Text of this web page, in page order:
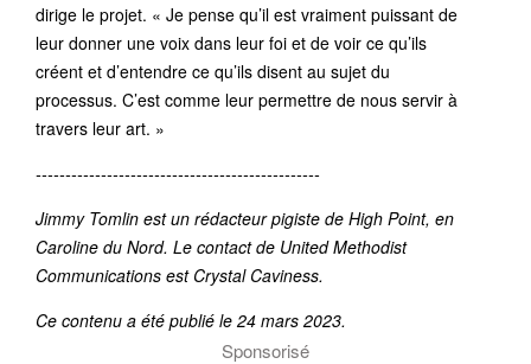
dirige le projet. « Je pense qu’il est vraiment puissant de
leur donner une voix dans leur foi et de voir ce qu’ils
créent et d’entendre ce qu’ils disent au sujet du
processus. C’est comme leur permettre de nous servir à
travers leur art. »
------------------------------------------------
Jimmy Tomlin est un rédacteur pigiste de High Point, en
Caroline du Nord. Le contact de United Methodist
Communications est Crystal Caviness.
Ce contenu a été publié le 24 mars 2023.
Sponsorisé